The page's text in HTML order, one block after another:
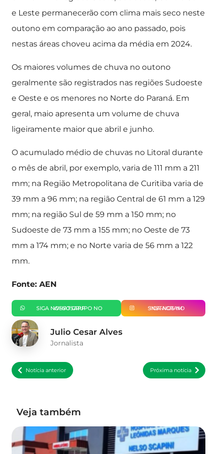
e Leste permanecerão com clima mais seco neste
outono em comparação ao ano passado, pois
nestas áreas choveu acima da média em 2024.
Os maiores volumes de chuva no outono
geralmente são registrados nas regiões Sudoeste
e Oeste e os menores no Norte do Paraná. Em
geral, maio apresenta um volume de chuva
ligeiramente maior que abril e junho.
O acumulado médio de chuvas no Litoral durante
o mês de abril, por exemplo, varia de 111 mm a 211
mm; na Região Metropolitana de Curitiba varia de
39 mm a 96 mm; na região Central de 61 mm a 129
mm; na região Sul de 59 mm a 150 mm; no
Sudoeste de 73 mm a 155 mm; no Oeste de 73
mm a 174 mm; e no Norte varia de 56 mm a 122
mm.
Fonte: AEN
SIGA NOSSO GRUPO NO WHATSAPP SIGA-NOS NO INSTAGRAM
Julio Cesar Alves
Jornalista
Notícia anterior Próxima notícia
Veja também